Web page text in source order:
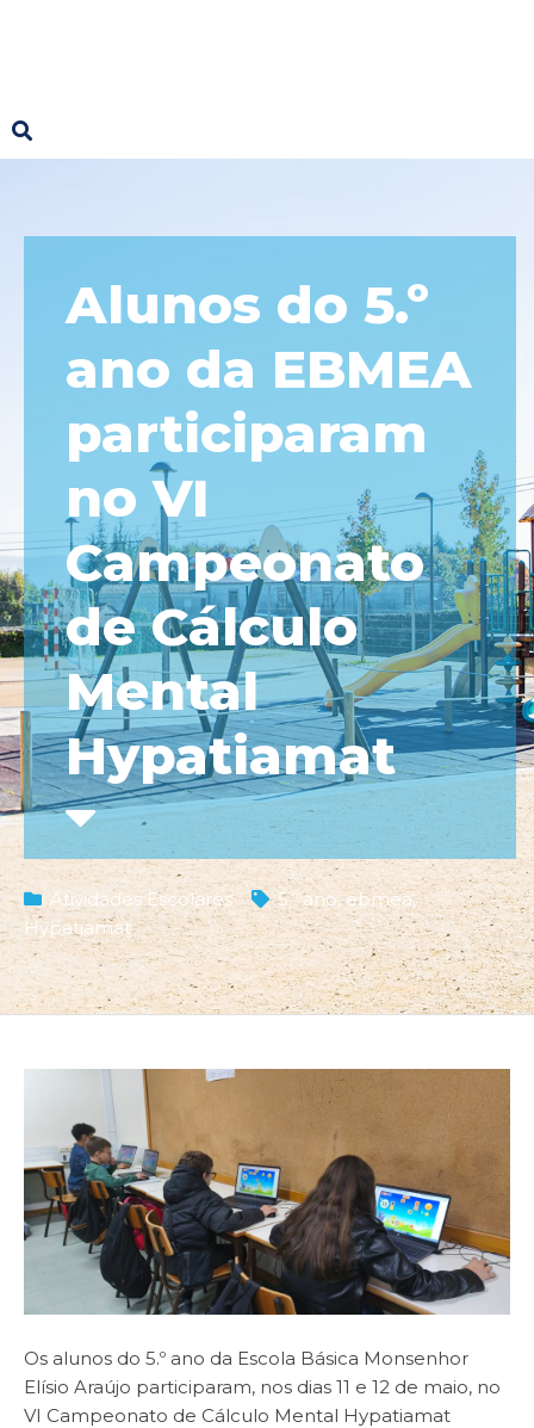
Alunos do 5.º
ano da EBMEA
participaram
no VI
Campeonato
de Cálculo
Mental
Hypatiamat
Atividades Escolares 5.º ano,ebmea,
Hypatiamat
Os alunos do 5.º ano da Escola Básica Monsenhor
Elísio Araújo participaram, nos dias 11 e 12 de maio, no
VI Campeonato de Cálculo Mental Hypatiamat